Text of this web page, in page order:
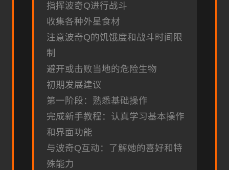
指挥波奇Q进行战斗
收集各种外星食材
注意波奇Q的饥饿度和战斗时间限
制
避开或击败当地的危险生物
初期发展建议
第一阶段：熟悉基础操作
完成新手教程：认真学习基本操作
和界面功能
与波奇Q互动：了解她的喜好和特
殊能力